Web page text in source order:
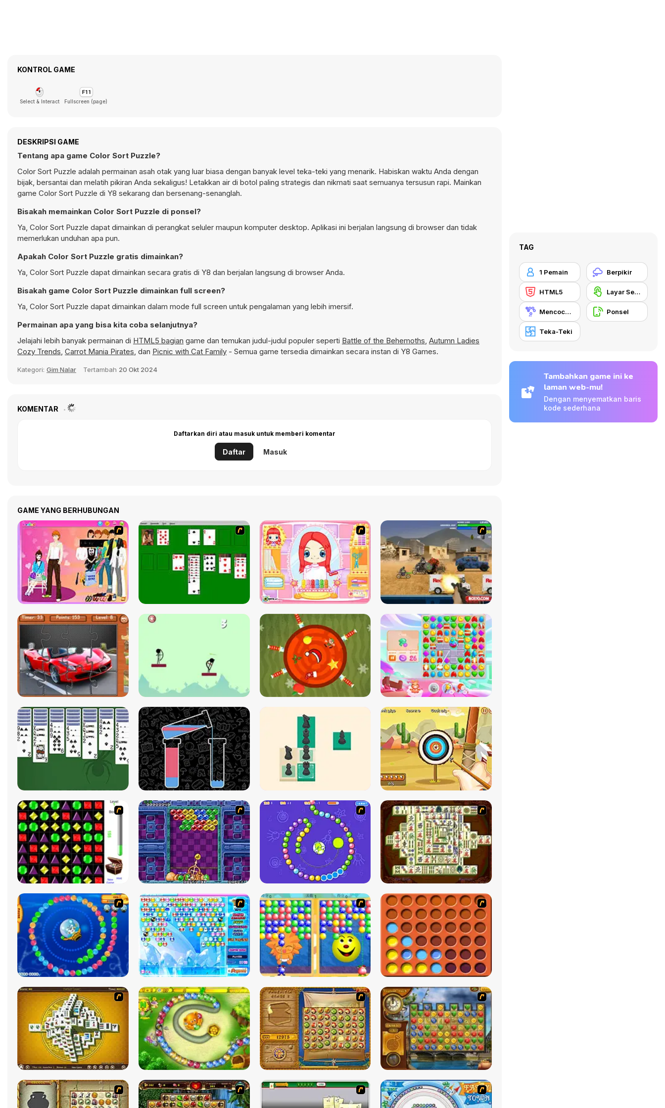
KONTROL GAME
Select & Interact Fullscreen (page)
DESKRIPSI GAME
Tentang apa game Color Sort Puzzle?
Color Sort Puzzle adalah permainan asah otak yang luar biasa dengan banyak level teka-teki yang menarik. Habiskan waktu Anda dengan
bijak, bersantai dan melatih pikiran Anda sekaligus! Letakkan air di botol paling strategis dan nikmati saat semuanya tersusun rapi. Mainkan
game Color Sort Puzzle di Y8 sekarang dan bersenang-senanglah.
Bisakah memainkan Color Sort Puzzle di ponsel?
Ya, Color Sort Puzzle dapat dimainkan di perangkat seluler maupun komputer desktop. Aplikasi ini berjalan langsung di browser dan tidak
memerlukan unduhan apa pun.
Apakah Color Sort Puzzle gratis dimainkan?
Ya, Color Sort Puzzle dapat dimainkan secara gratis di Y8 dan berjalan langsung di browser Anda.
Bisakah game Color Sort Puzzle dimainkan full screen?
Ya, Color Sort Puzzle dapat dimainkan dalam mode full screen untuk pengalaman yang lebih imersif.
Permainan apa yang bisa kita coba selanjutnya?
Jelajahi lebih banyak permainan di HTML5 bagian game dan temukan judul-judul populer seperti Battle of the Behemoths, Autumn Ladies
Cozy Trends, Carrot Mania Pirates, dan Picnic with Cat Family - Semua game tersedia dimainkan secara instan di Y8 Games.
Kategori: Gim Nalar Tertambah 20 Okt 2024
KOMENTAR
Daftarkan diri atau masuk untuk memberi komentar
Daftar Masuk
GAME YANG BERHUBUNGAN
TAG
1 Pemain Berpikir
HTML5 Layar Sentuh
Mencocokkan Ponsel
Teka-Teki
Tambahkan game ini ke
laman web-mu!
Dengan menyematkan baris
kode sederhana